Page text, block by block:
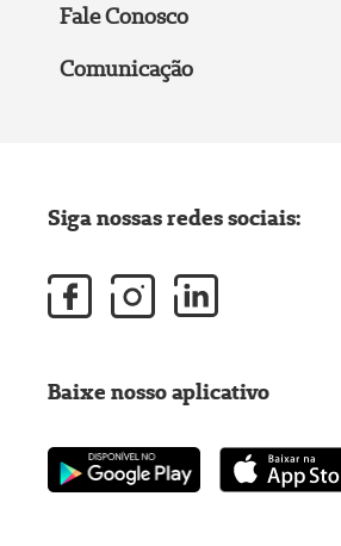
Fale Conosco
Comunicação
Siga nossas redes sociais:
Baixe nosso aplicativo